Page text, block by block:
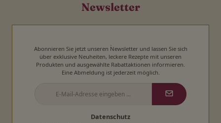
Newsletter
Abonnieren Sie jetzt unseren Newsletter und lassen Sie sich
über exklusive Neuheiten, leckere Rezepte mit unseren
Produkten und ausgewählte Rabattaktionen informieren.
Eine Abmeldung ist jederzeit möglich.
Datenschutz